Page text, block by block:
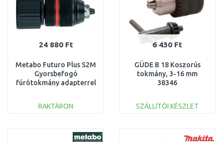
24 880 Ft
Metabo Futuro Plus S2M
Gyorsbefogó
fúrótokmány adapterrel
RAKTÁRON
Összehasonlítás
6 430 Ft
GÜDE B 18 Koszorús
tokmány, 3-16 mm
38346
SZÁLLÍTÓI KÉSZLET
Összehasonlítás